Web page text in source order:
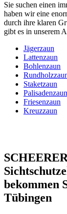
Sie suchen einen
haben wir eine
durch ihre klaren
gibt es in unserem
Jägerzaun
Lattenzaun
Bohlenzaun
Staketzaun
Palisadenzaun
Friesenzaun
Kreuzzaun
bekommen
Tübingen